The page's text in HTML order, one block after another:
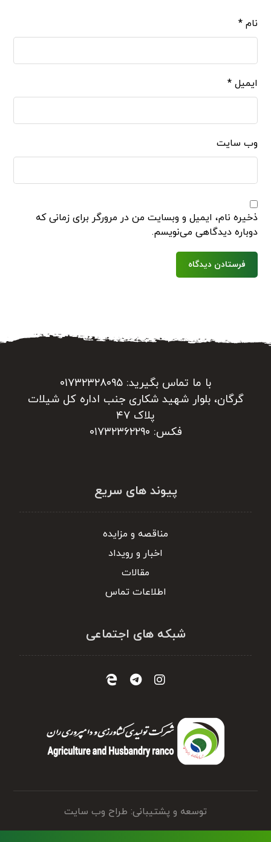
نام*
ایمیل*
وب‌ سایت
ذخیره نام، ایمیل و وبسایت من در مرورگر برای زمانی که
دوباره دیدگاهی می‌نویسم.
فرستادن دیدگاه
با ما تماس بگیرید: ۰۱۷۳۲۳۲۸۰۹۵
گرگان، بلوار شهید شکاری جنب اداره کل شیلات
پلاک ۴۷
فکس: ۰۱۷۳۲۳۶۲۲۹۰
پیوند های سریع
مناقصه و مزایده
اخبار و رویداد
مقالات
اطلاعات تماس
شبکه های اجتماعی
توسعه و پشتیبانی: طراح وب سایت